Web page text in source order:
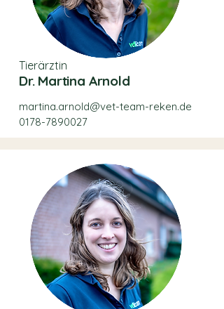
Tierärztin
Dr. Martina Arnold
martina.arnold@vet-team-reken.de
0178-7890027